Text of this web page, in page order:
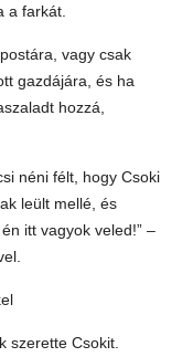
a farkát.
vagy csak
gazdájára, és ha
hozzá,
néni félt, hogy Csoki
leült mellé, és
itt vagyok veled!” –
szerette Csokit.